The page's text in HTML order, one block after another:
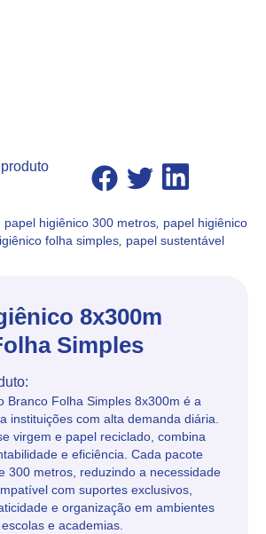
papel higiênico 300 metros, papel higiênico
folha simples, papel sustentável
8x300m
Simples
Branco Folha Simples 8x300m é a
instituições com alta demanda diária.
virgem e papel reciclado, combina
e eficiência. Cada pacote
300 metros, reduzindo a necessidade
com suportes exclusivos,
e organização em ambientes
e academias.